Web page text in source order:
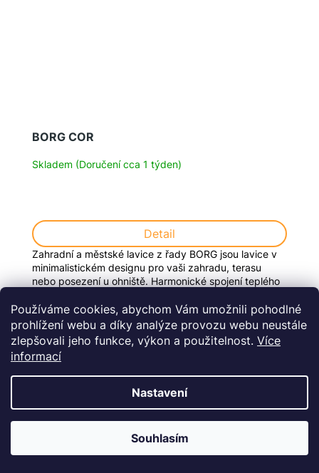
Používáme cookies, abychom Vám umožnili pohodlné
prohlížení webu a díky analýze provozu webu neustále
zlepšovali jeho funkce, výkon a použitelnost. Více
informací
Nastavení
Souhlasím
BORG COR
Skladem (Doručení cca 1 týden)
Detail
Zahradní a městské lavice z řady BORG jsou lavice v
minimalistickém designu pro vaši zahradu, terasu
nebo posezení u ohniště. Harmonické spojení teplého